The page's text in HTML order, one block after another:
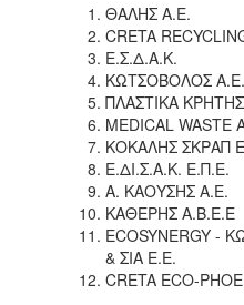
ΘΑΛΗΣ Α.Ε.
CRETA
Ε.Σ.Δ.Α.Κ.
ΚΩΤΣΟΒΟΛΟΣ Α.Ε.
ΠΛΑΣΤΙΚΑ
MEDICAL WASTE
ΚΟΚΑΛΗΣ ΣΚΡΑΠ
Ε.ΔΙ.Σ.Α.Κ. Ε.Π.Ε.
Α. ΚΑΟΥΣΗΣ Α.Ε.
ΚΑΘΕΡΗΣ Α.Β.Ε.Ε
ECOSYNERGY -
& ΣΙΑ Ε.Ε.
CRETA ECO-